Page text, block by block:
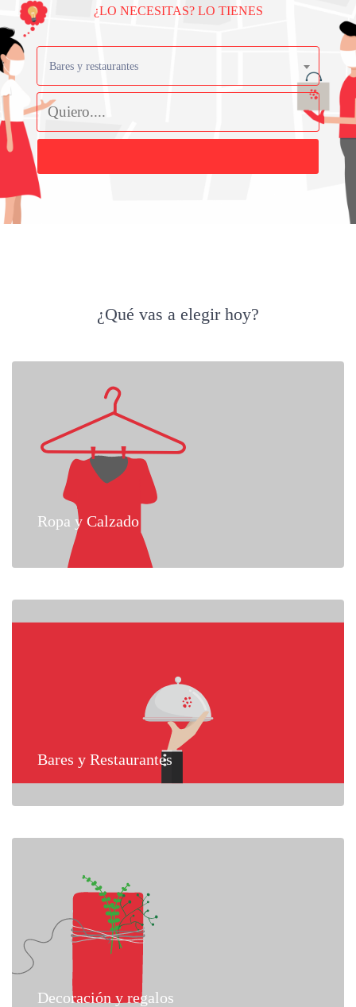
¿LO NECESITAS? LO TIENES
Bares y restaurantes
¿Qué vas a elegir hoy?
Ropa y Calzado
Bares y Restaurantes
Decoración y regalos